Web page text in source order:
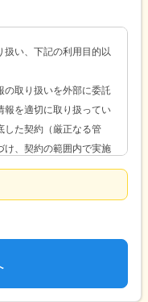
扱い、下記の利用目的以
の取り扱いを外部に委託
報を適切に取り扱ってい
した契約（厳正なる管
け、契約の範囲内で実施
確認ください。